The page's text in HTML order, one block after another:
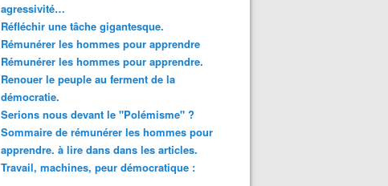
agressivité…
Réfléchir une tâche gigantesque.
Rémunérer les hommes pour apprendre
Rémunérer les hommes pour apprendre.
Renouer le peuple au ferment de la
démocratie.
Serions nous devant le "Polémisme" ?
Sommaire de rémunérer les hommes pour
apprendre. à lire dans dans les articles.
Travail, machines, peur démocratique :